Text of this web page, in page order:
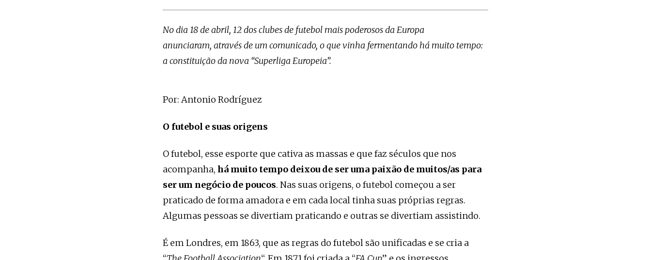
No dia 18 de abril, 12 dos clubes de futebol mais poderosos da Europa
anunciaram, através de um comunicado, o que vinha fermentando há muito tempo:
a constituiçãoda nova “Superliga Europeia”.
Por: Antonio Rodríguez
O futebol e suas origens
O futebol, esse esporte que cativa as massas e que faz séculos que nos
acompanha, há muito tempo deixou de ser uma paixão de muitos/as para
ser um negócio de poucos. Nas suas origens, o futebol começou a ser
praticado de forma amadora e em cada local tinha suas próprias regras.
Algumas pessoas se divertiam praticando e outras se divertiam assistindo.
É em Londres, em 1863, que as regras do futebol são unificadas e se cria a